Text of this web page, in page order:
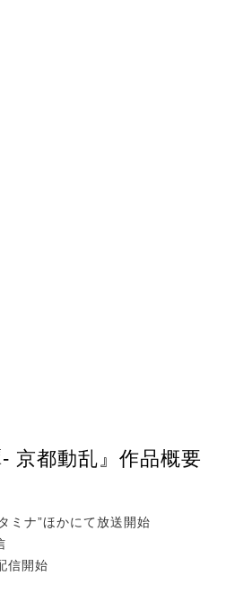
京都動乱』作品概要
ミナ”ほかにて放送開始
信開始